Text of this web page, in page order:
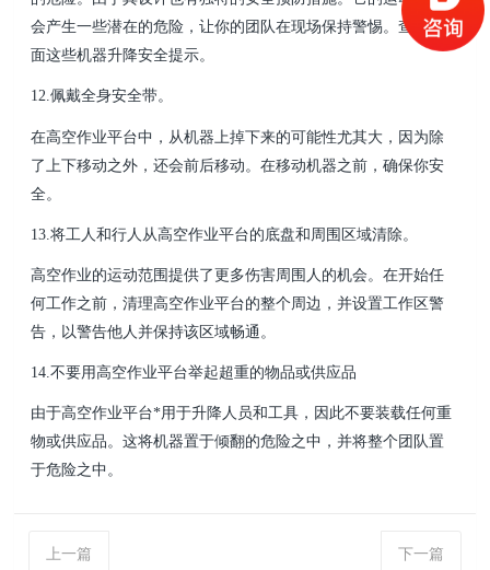
会产生一些潜在的危险，让你的团队在现场保持警惕。查看下
面这些机器升降安全提示。
12.佩戴全身安全带。
在高空作业平台中，从机器上掉下来的可能性尤其大，因为除
了上下移动之外，还会前后移动。在移动机器之前，确保你安
全。
13.将工人和行人从高空作业平台的底盘和周围区域清除。
高空作业的运动范围提供了更多伤害周围人的机会。在开始任
何工作之前，清理高空作业平台的整个周边，并设置工作区警
告，以警告他人并保持该区域畅通。
14.不要用高空作业平台举起超重的物品或供应品
由于高空作业平台*用于升降人员和工具，因此不要装载任何重
物或供应品。这将机器置于倾翻的危险之中，并将整个团队置
于危险之中。
上一篇 下一篇